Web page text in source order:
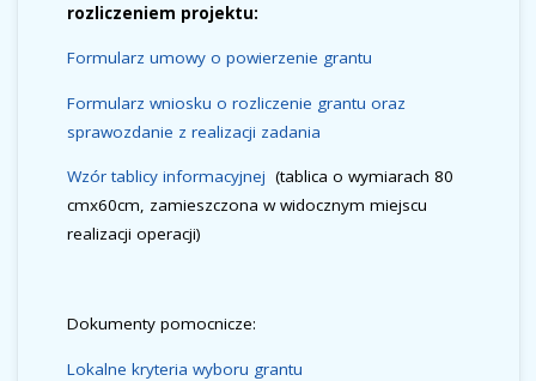
rozliczeniem projektu:
Formularz umowy o powierzenie grantu
Formularz wniosku o rozliczenie grantu oraz
sprawozdanie z realizacji zadania
Wzór tablicy informacyjnej (tablica o wymiarach 80
cmx60cm, zamieszczona w widocznym miejscu
realizacji operacji)
Dokumenty pomocnicze:
Lokalne kryteria wyboru grantu